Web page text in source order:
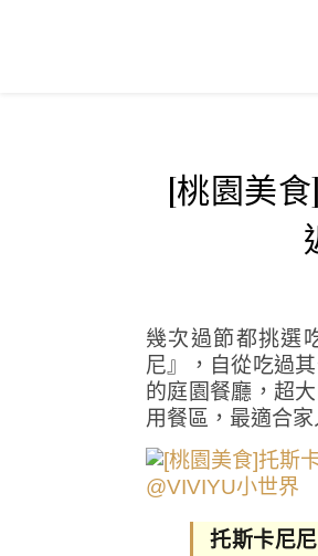
[桃園美
幾次過節都挑選
尼』，自從吃過
的庭園餐廳，超
用餐區，最適合
托斯卡尼